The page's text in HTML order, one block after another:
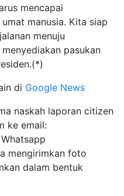
mencapai
manusia. Kita siap
menuju
pasukan
di Google News
naskah laporan citizen
ke email:
mengirimkan foto
dalam bentuk